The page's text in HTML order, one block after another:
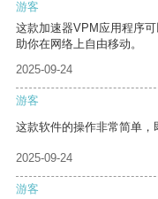
游客
这款加速器VPM应用程序
助你在网络上自由移动。
2025-09-24
游客
这款软件的操作非常简单，
2025-09-24
游客